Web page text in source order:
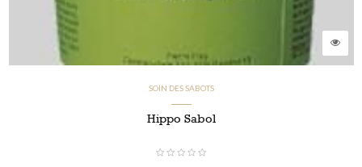
SOIN DES SABOTS
Hippo Sabol